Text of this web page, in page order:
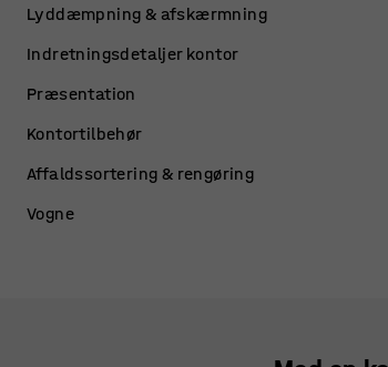
Lyddæmpning & afskærmning
Indretningsdetaljer kontor
Præsentation
Kontortilbehør
Affaldssortering & rengøring
Vogne